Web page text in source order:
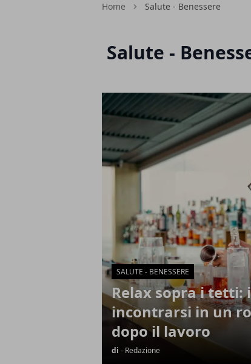
Home Salute - Benessere
Salute -
Articoli in Evidenza
SALUTE - BENESSERE
Relax sopra i tetti:
incontrarsi in un
dopo il lavoro
di - Redazione